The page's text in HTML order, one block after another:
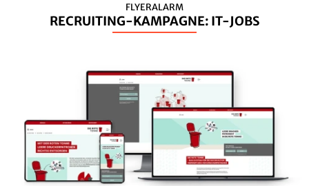
FLYERALARM
RECRUITING-KAMPAGNE: IT-JOBS